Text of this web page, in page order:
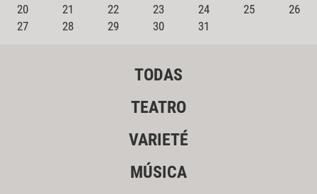
20
21 22 23 24 25
26
27
28 29 30 31
TODAS
TEATRO
VARIETÉ
MÚSICA